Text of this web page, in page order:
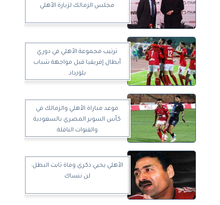
مجلس الزمالك لزيارة الأهلي
ترتيب مجموعة الأهلي في دوري
أبطال إفريقيا قبل مواجهة شباب
بلوزداد
موعد مباراة الأهلي والزمالك في
كأس السوبر المصري بالسعودية
والقنوات الناقلة
الأهلي يحيي ذكرى وفاة ثابت البطل:
لن ننساك